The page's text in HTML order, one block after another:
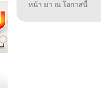
หน้า มา ณ โอกาสนี้